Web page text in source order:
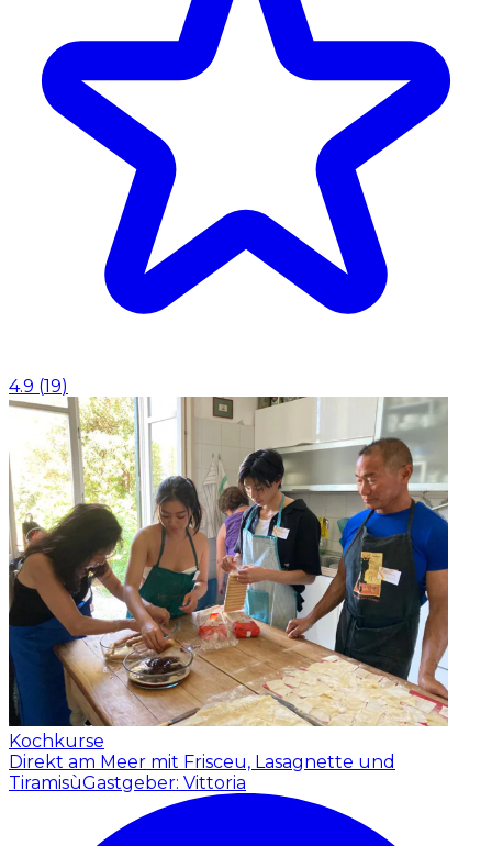
4.9 (19)
Kochkurse
Direkt am Meer mit Frisceu, Lasagnette und
TiramisùGastgeber: Vittoria